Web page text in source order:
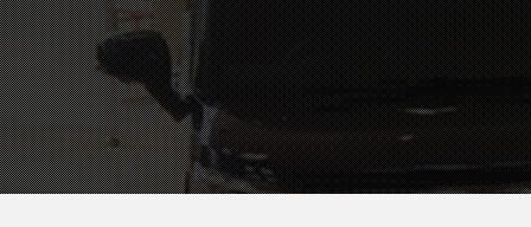
地域でさがす
地図でさがす
試乗車でさがす
カーラインアップ一覧
乗用車
軽自動車
メンテナンス・サービスト
車検・定期点検をする
カーケアをする